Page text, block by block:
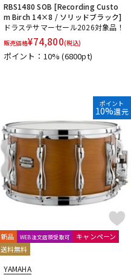
RBS1480 SOB [Recording Custo
m Birch 14×8 / ソリッドブラック]
ドラステサマーセール2026対象品！
販売価格¥74,800(税込)
ポイント：10%(6800pt)
ポイント
10%還元
新品 WEB注文店頭受取可
キャンペーン
送料無料
YAMAHA